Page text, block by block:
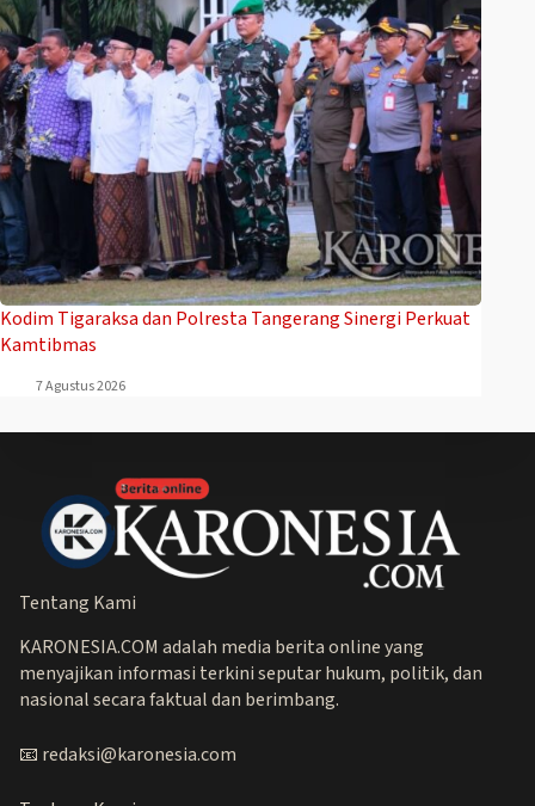
Kodim Tigaraksa dan Polresta Tangerang Sinergi Perkuat
Kamtibmas
7 Agustus 2026
Tentang Kami
KARONESIA.COM adalah media berita online yang
menyajikan informasi terkini seputar hukum, politik, dan
nasional secara faktual dan berimbang.
📧 redaksi@karonesia.com